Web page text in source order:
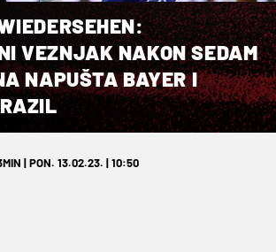
VEZNJAK NAKON SEDAM
NAPUŠTA BAYER I
| PON. 13.02.23. | 10:50